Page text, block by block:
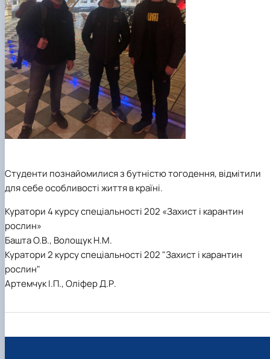
Студенти познайомилися з бутністю тогодення, відмітили
для себе особливості життя в країні.
Куратори 4 курсу спеціальності 202 «Захист і карантин
рослин»
Башта О.В., Волощук Н.М.
Куратори 2 курсу спеціальності 202 "Захист і карантин
рослин"
Артемчук І.П., Оліфер Д.Р.